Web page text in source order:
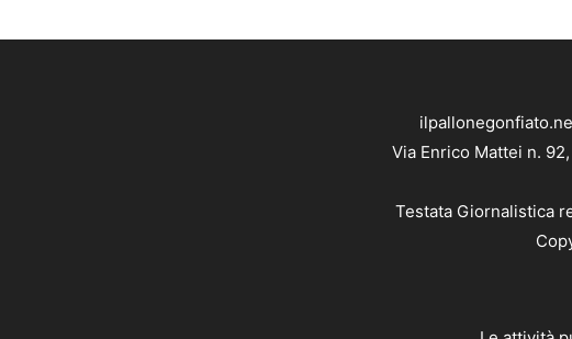
Via Enrico Mattei n.
Testata Giornalistica